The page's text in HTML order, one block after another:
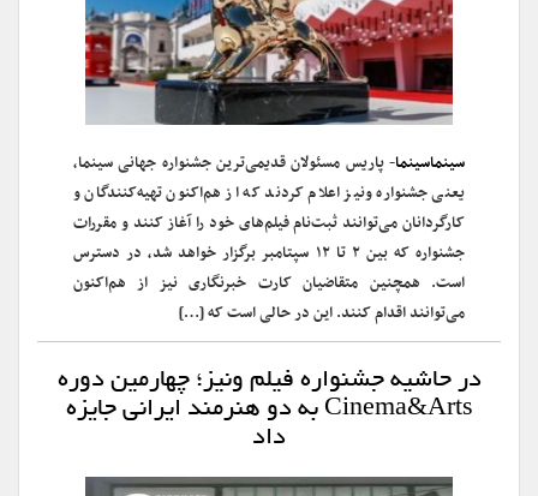
سینماسینما- پاریس مسئولان قدیمی‌ترین جشنواره جهانی سینما،
یعنی جشنواره ونیز اعلام کردند که از هم‌اکنون تهیه‌کنندگان و
کارگردانان می‌توانند ثبت‌نام فیلم‌های خود را آغاز کنند و مقررات
جشنواره که بین ۲ تا ۱۲ سپتامبر برگزار خواهد شد، در دسترس
است. همچنین متقاضیان کارت خبرنگاری نیز از هم‌اکنون
می‌توانند اقدام کنند. این در حالی است که […]
در حاشیه جشنواره فیلم ونیز؛ چهارمین دوره
Cinema&Arts به دو هنرمند ایرانی جایزه
داد